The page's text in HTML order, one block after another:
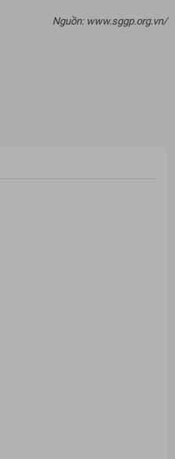
Nguồn: www.sggp.org.vn/